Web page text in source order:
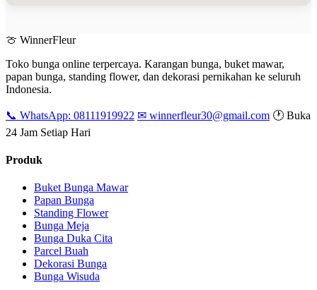
🍈 WinnerFleur
Toko bunga online terpercaya. Karangan bunga, buket mawar,
papan bunga, standing flower, dan dekorasi pernikahan ke seluruh
Indonesia.
📞 WhatsApp: 08111919922 ✉ winnerfleur30@gmail.com 🕐 Buka
24 Jam Setiap Hari
Produk
Buket Bunga Mawar
Papan Bunga
Standing Flower
Bunga Meja
Bunga Duka Cita
Parcel Buah
Dekorasi Bunga
Bunga Wisuda